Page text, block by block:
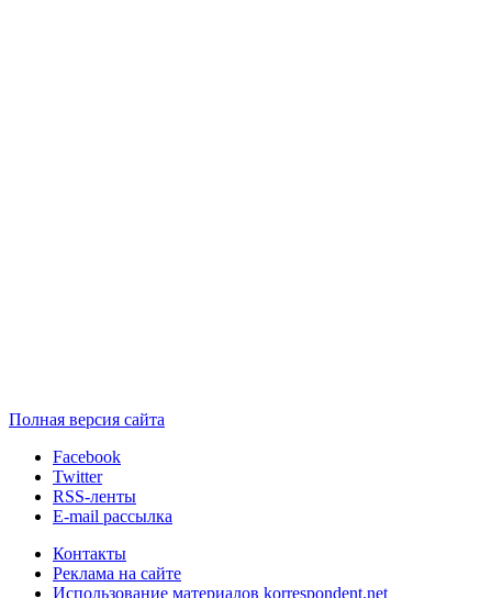
Полная версия сайта
Facebook
Twitter
RSS-ленты
E-mail рассылка
Контакты
Реклама на сайте
Использование материалов korrespondent.net